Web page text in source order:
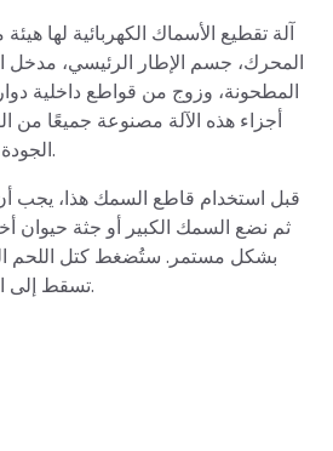
آلة تقطيع الأسماك الكهربائية لها
المحرك، جسم الإطار الرئيسي، مدخل
المطحونة، وزوج من قواطع داخلية
أجزاء هذه الآلة مصنوعة جميعًا من
الجودة لضمان عمر خدمة طويل.
قبل استخدام قاطع السمك هذا، يجب
ثم نضع السمك الكبير أو جثة حيوان
بشكل مستمر. ستُضغط كتل اللحم
تسقط إلى الأرض أو ناقل من المخرج.